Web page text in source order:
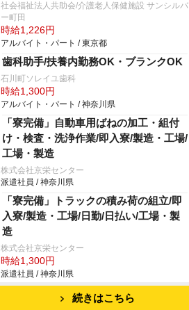
社会福祉法人共助会/介護老人保健施設 サンシルバ
ー町田
時給1,226円
アルバイト・パート / 東京都
歯科助手/扶養内勤務OK・ブランクOK
石川町ソレイユ歯科
時給1,300円
アルバイト・パート / 神奈川県
「寮完備」自動車用ばねの加工・組付
け・検査・洗浄作業/即入寮/製造・工場/
工場・製造
株式会社京栄センター
派遣社員 / 神奈川県
「寮完備」トラックの積み荷の組立/即
入寮/製造・工場/日勤/日払い/工場・製
造
株式会社京栄センター
時給1,300円
派遣社員 / 神奈川県
続きはこちら